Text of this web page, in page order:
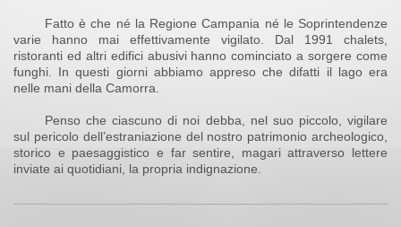
Fatto è che né la Regione Campania né le Soprintendenze
varie hanno mai effettivamente vigilato. Dal 1991 chalets,
ristoranti ed altri edifici abusivi hanno cominciato a sorgere come
funghi. In questi giorni abbiamo appreso che difatti il lago era
nelle mani della Camorra.
Penso che ciascuno di noi debba, nel suo piccolo, vigilare
sul pericolo dell’estraniazione del nostro patrimonio archeologico,
storico e paesaggistico e far sentire, magari attraverso lettere
inviate ai quotidiani, la propria indignazione.